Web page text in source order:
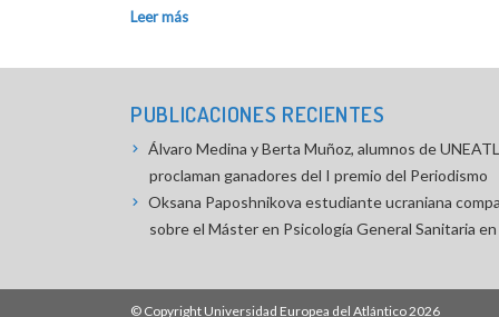
Leer más
PUBLICACIONES RECIENTES
Álvaro Medina y Berta Muñoz, alumnos de
proclaman ganadores del I premio del Periodismo
Oksana Paposhnikova estudiante ucraniana
sobre el Máster en Psicología General Sanitaria
© Copyright Universidad Europea del Atlántico2026